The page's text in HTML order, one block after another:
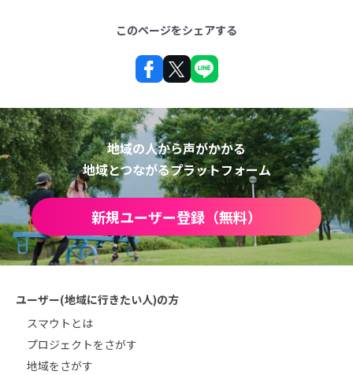
このページをシェアする
地域の人から声がかかる
地域とつながるプラットフォーム
新規ユーザー登録（無料）
ユーザー(地域に行きたい人)の方
スマウトとは
プロジェクトをさがす
地域をさがす